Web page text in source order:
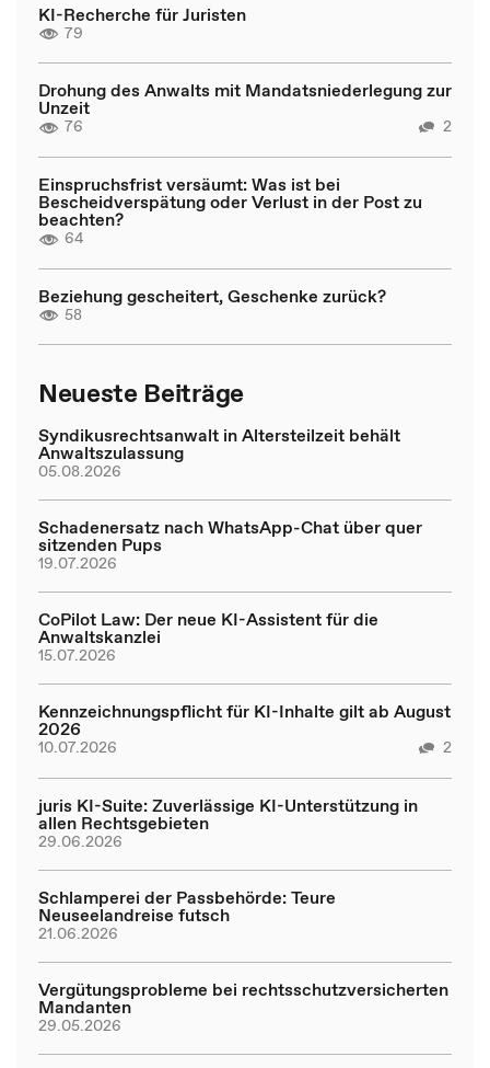
KI-Recherche für Juristen
79
Drohung des Anwalts mit Mandatsniederlegung zur
Unzeit
76 2
Einspruchsfrist versäumt: Was ist bei
Bescheidverspätung oder Verlust in der Post zu
beachten?
64
Beziehung gescheitert, Geschenke zurück?
58
Neueste Beiträge
Syndikusrechtsanwalt in Altersteilzeit behält
Anwaltszulassung
05.08.2026
Schadenersatz nach WhatsApp-Chat über quer
sitzenden Pups
19.07.2026
CoPilot Law: Der neue KI-Assistent für die
Anwaltskanzlei
15.07.2026
Kennzeichnungspflicht für KI-Inhalte gilt ab August
2026
10.07.2026 2
juris KI-Suite: Zuverlässige KI-Unterstützung in
allen Rechtsgebieten
29.06.2026
Schlamperei der Passbehörde: Teure
Neuseelandreise futsch
21.06.2026
Vergütungsprobleme bei rechtsschutzversicherten
Mandanten
29.05.2026